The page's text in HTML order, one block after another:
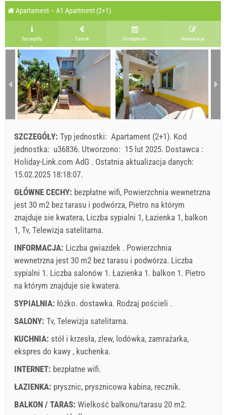
Apartament – A1 Apartment (2+1)
Szczegóły Cennik Dostępność Rezerwacje
SZCZEGÓŁY: Typ jednostki: Apartament (2+1). Kod
jednostka: u36836. Utworzono: 15 lut 2025. Dostawca :
Holiday-Link.com AdG . Ostatnia aktualizacja danych:
15.02.2025 18:18:07.
GŁÓWNE CECHY: bezpłatne wifi, Powierzchnia wewnetrzna
jest 30 m2 bez tarasu i podwórza, Pietro na którym
znajduje sie kwatera, Liczba sypialni 1, Łazienka 1, balkon
1, Tv, Telewizja satelitarna.
INFORMACJA: Liczba gwiazdek . Powierzchnia
wewnetrzna jest 30 m2 bez tarasu i podwórza. Liczba
sypialni 1. Liczba salonów 1. Łazienka 1. balkon 1. Pietro
na którym znajduje sie kwatera.
SYPIALNIA: łóżko. dostawka. Rodzaj pościeli .
SALONY: Tv, Telewizja satelitarna.
KUCHNIA: stół i krzesła, zlew, lodówka, zamrażarka,
ekspres do kawy , kuchenka.
INTERNET: bezpłatne wifi.
ŁAZIENKA: prysznic, prysznicowa kabina, recznik.
BALKON / TARAS: Wielkość balkonu/tarasu 20 m2.